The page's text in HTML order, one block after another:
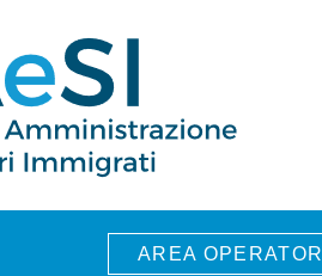
AREA OPERATORI